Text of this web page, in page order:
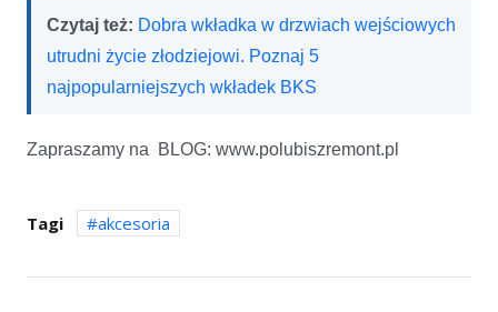
Czytaj też: Dobra wkładka w drzwiach wejściowych
utrudni życie złodziejowi. Poznaj 5
najpopularniejszych wkładek BKS
Zapraszamy na BLOG: www.polubiszremont.pl
Tagi akcesoria